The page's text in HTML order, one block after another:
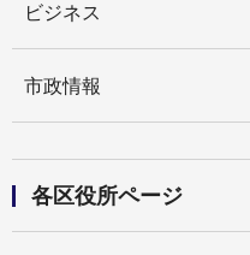
ビジネス
市政情報
各区役所ページ